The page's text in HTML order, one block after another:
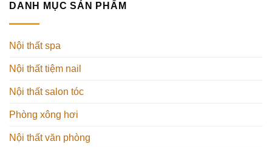
DANH MỤC SẢN PHẨM
Nội thất spa
Nội thất tiệm nail
Nội thất salon tóc
Phòng xông hơi
Nội thất văn phòng